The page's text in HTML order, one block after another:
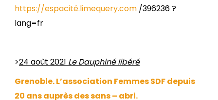
https://espacité.limequery.com /396236 ?
lang=fr
>24 août 2021 Le Dauphiné libéré
Grenoble. L’association Femmes SDF depuis
20 ans auprès des sans – abri.